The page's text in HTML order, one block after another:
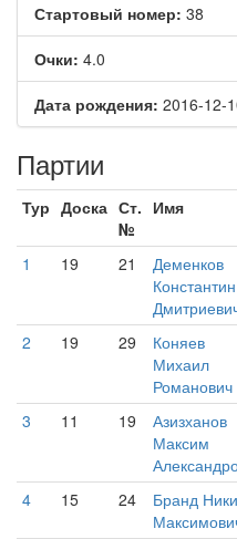
Стартовый номер: 38
Очки: 4.0
Дата рождения: 2016-12-
Партии
Тур Доска Ст.
№
Имя
1 19 21
Деменков
Константин
2 19 29
Коняев
Михаил
Романович
3 11 19
Азизханов
Максим
4 15 24
Бранд